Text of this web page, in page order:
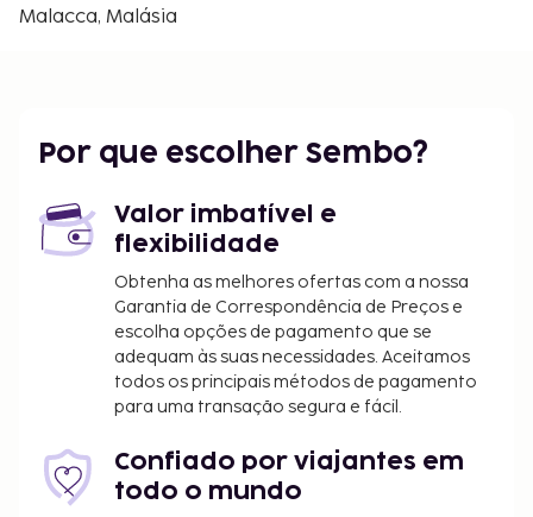
Malacca, Malásia
Por que escolher Sembo?
Valor imbatível e
flexibilidade
Obtenha as melhores ofertas com a nossa
Garantia de Correspondência de Preços e
escolha opções de pagamento que se
adequam às suas necessidades. Aceitamos
todos os principais métodos de pagamento
para uma transação segura e fácil.
Confiado por viajantes em
todo o mundo